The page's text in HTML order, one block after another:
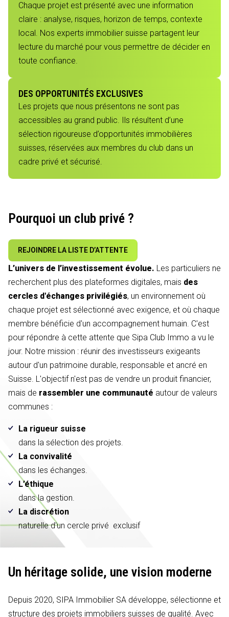
Chaque projet est présenté avec une information
claire : analyse, risques, horizon de temps, contexte
local. Nos experts immobilier suisse partagent leur
lecture du marché pour vous permettre de décider en
toute confiance.
DES OPPORTUNITÉS EXCLUSIVES
Les projets que nous présentons ne sont pas
accessibles au grand public. Ils résultent d’une
sélection rigoureuse d’opportunités immobilières
suisses, réservées aux membres du club dans un
cadre privé et sécurisé.
Pourquoi un club privé ?
REJOINDRE LA LISTE D’ATTENTE
L’univers de l’investissement évolue. Les particuliers ne
recherchent plus des plateformes digitales, mais des
cercles d'échanges privilégiés, un environnement où
chaque projet est sélectionné avec exigence, et où chaque
membre bénéficie d'un accompagnement humain. C'est
pour répondre à cette attente que Sipa Club Immo a vu le
jour. Notre mission : réunir des investisseurs exigeants
autour d'un patrimoine durable, responsable et ancré en
Suisse. L'objectif n'est pas de vendre un produit financier,
mais de rassembler une communauté autour de valeurs
communes :
La rigueur suisse
dans la sélection des projets.
La convivalité
dans les échanges.
L’éthique
dans la gestion.
La discrétion
naturelle d'un cercle privé exclusif
Un héritage solide, une vision moderne
Depuis 2020, SIPA Immobilier SA développe, sélectionne et
structure des projets immobiliers suisses de qualité. Avec